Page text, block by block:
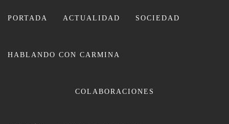
PORTADA ACTUALIDAD SOCIEDAD
HABLANDO CON CARMINA
COLABORACIONES
CARMINA LEIVA